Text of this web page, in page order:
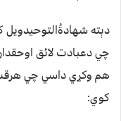
دېته
چي دعبادت لائق
هم وکړي داسي چي
کوي: